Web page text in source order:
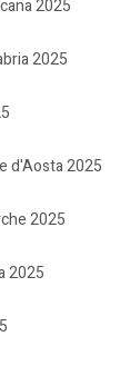
2025
2025
d'Aosta 2025
2025
2025